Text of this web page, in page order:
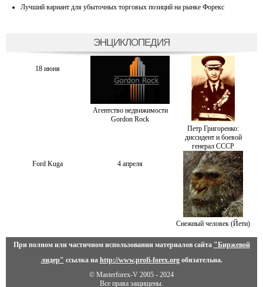
Лучший вариант для убыточных торговых позиций на рынке Форекс
ЭНЦИКЛОПЕДИЯ
18 июня
Агентство недвижимости
Gordon Rock
Петр Григоренко:
диссидент и боевой
генерал СССР
Ford Kuga 4 апреля
Снежный человек (Йети)
При полном или частичном использовании материалов сайта "Биржевой
лидер" ссылка на http://www.profi-forex.orgобязательна.
© Masterforex-V 2005 - 2024
Все права защищены.